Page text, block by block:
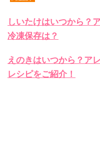
しいたけはいつから？
冷凍保存は？
えのきはいつから？ア
レシピをご紹介！